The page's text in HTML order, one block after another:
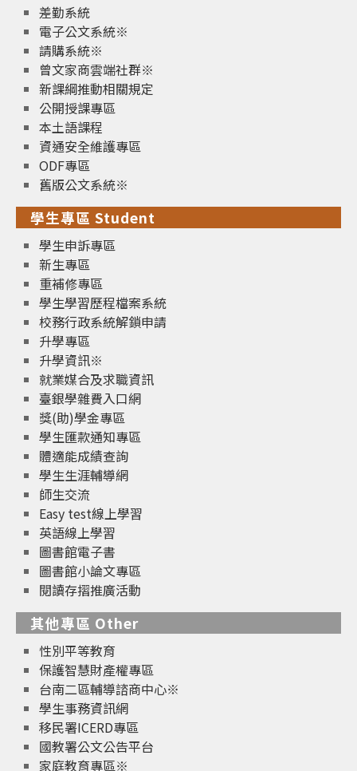
差勤系統
電子公文系統※
請購系統※
曾文家商雲端社群※
新課綱推動相關規定
公開授課專區
本土語課程
資通安全維護專區
ODF專區
舊版公文系統※
學生專區 Student
學生申訴專區
新生專區
重補修專區
學生學習歷程檔案系統
校務行政系統解鎖申請
升學專區
升學資訊※
就業媒合及求職資訊
臺銀學雜費入口網
獎(助)學金專區
學生匯款通知專區
體適能成績查詢
學生生涯輔導網
師生交流
Easy test線上學習
英語線上學習
圖書館電子書
圖書館小論文專區
閱讀存摺推廣活動
其他專區 Other
性別平等教育
保護智慧財產權專區
台南二區輔導諮商中心※
學生事務資訊網
移民署ICERD專區
國教署公文公告平台
家庭教育專區※